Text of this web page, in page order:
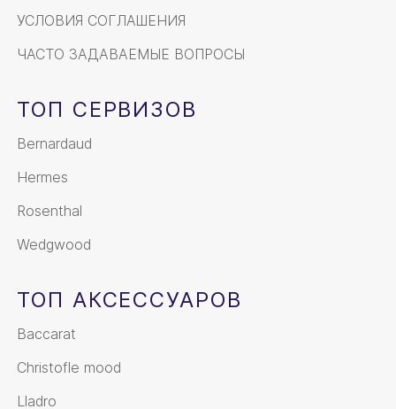
УСЛОВИЯ СОГЛАШЕНИЯ
ЧАСТО ЗАДАВАЕМЫЕ ВОПРОСЫ
ТОП СЕРВИЗОВ
Bernardaud
Hermes
Rosenthal
Wedgwood
ТОП АКСЕССУАРОВ
Baccarat
Christofle mood
Lladro